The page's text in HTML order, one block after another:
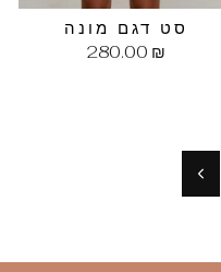
סט דגם מונה
280.00 ₪